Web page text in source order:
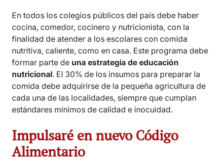
En todos los colegios públicos del país debe haber
cocina, comedor, cocinero y nutricionista, con la
finalidad de atender a los escolares con comida
nutritiva, caliente, como en casa. Este programa debe
formar parte de una estrategia de educación
nutricional. El 30% de los insumos para preparar la
comida debe adquirirse de la pequeña agricultura de
cada una de las localidades, siempre que cumplan
estándares mínimos de calidad e inocuidad.
Impulsaré en nuevo Código
Alimentario